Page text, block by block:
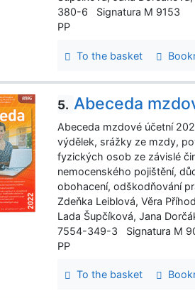
380-6 Signatura M 9153
PP
To the basket
5. Abeceda
Abeceda mzdové účetní
výdělek, srážky ze mzdy,
fyzických osob ze závislé
nemocenského pojištění,
obohacení, odškodňování
Zdeňka Leiblová, Věra
Lada Šupčíková, Jana
7554-349-3 Signatura M
PP
To the basket